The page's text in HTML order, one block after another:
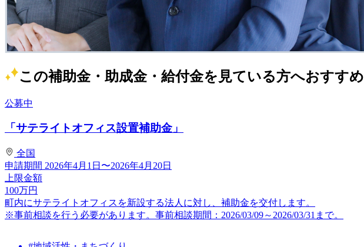
この補助金・助成金・給付金を見ている方へおすすめ
公募中
「サテライトオフィス設置補助金」
全国
申請期間 2026年4月1日〜2026年4月20日
上限金額
100万円
町内にサテライトオフィスを新設する法人に対し、補助金を交付します。
※事前相談を行う必要があります。事前相談期間：2026/03/09～2026/03/31まで。